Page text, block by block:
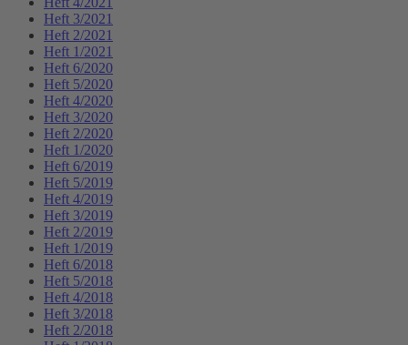
Heft 3/2021
Heft 2/2021
Heft 1/2021
Heft 6/2020
Heft 5/2020
Heft 4/2020
Heft 3/2020
Heft 2/2020
Heft 1/2020
Heft 6/2019
Heft 5/2019
Heft 4/2019
Heft 3/2019
Heft 2/2019
Heft 1/2019
Heft 6/2018
Heft 5/2018
Heft 4/2018
Heft 3/2018
Heft 2/2018